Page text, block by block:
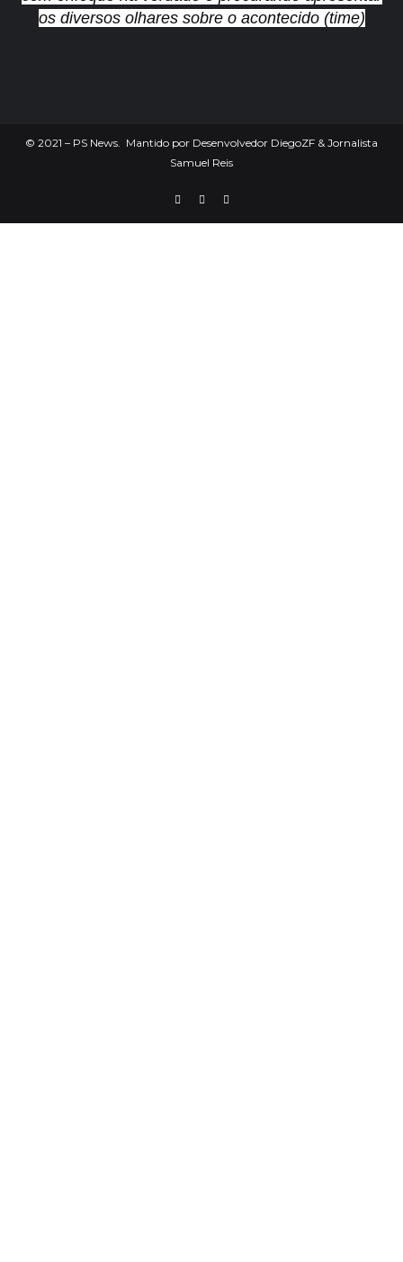
os diversos olhares sobre o acontecido (time)
© 2021 – PS News. Mantido por Desenvolvedor DiegoZF & Jornalista
Samuel Reis